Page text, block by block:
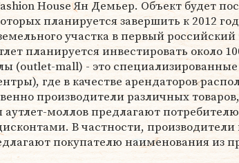
House Ян Демьер. Объект будет
планируется завершить к 2012
участка в первый
планируется инвестировать около
(outlet-mall) - это
где в качестве арендаторов
производители различных
аутлет-моллов предлагают
В частности, производители
покупателю наименования из